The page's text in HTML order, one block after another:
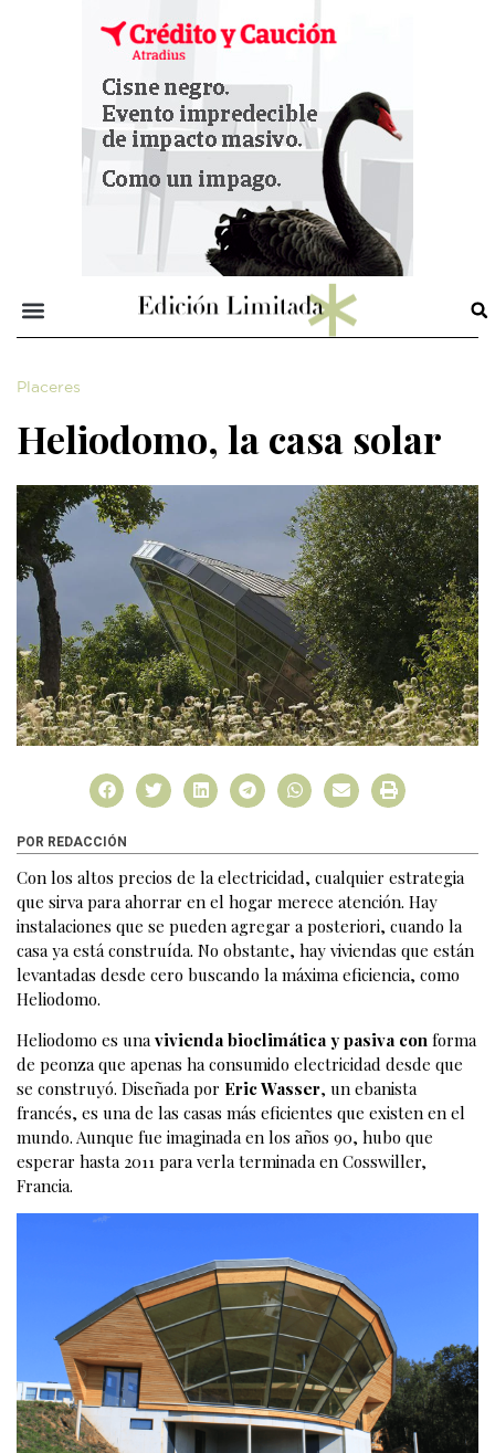
Placeres
Heliodomo, la casa solar
POR REDACCIÓN
Con los altos precios de la electricidad, cualquier estrategia
que sirva para ahorrar en el hogar merece atención. Hay
instalaciones que se pueden agregar a posteriori, cuando la
casa ya está construída. No obstante, hay viviendas que están
levantadas desde cero buscando la máxima eficiencia, como
Heliodomo.
Heliodomo es una vivienda bioclimática y pasiva con forma
de peonza que apenas ha consumido electricidad desde que
se construyó. Diseñada por Eric Wasser, un ebanista
francés, es una de las casas más eficientes que existen en el
mundo. Aunque fue imaginada en los años 90, hubo que
esperar hasta 2011 para verla terminada en Cosswiller,
Francia.